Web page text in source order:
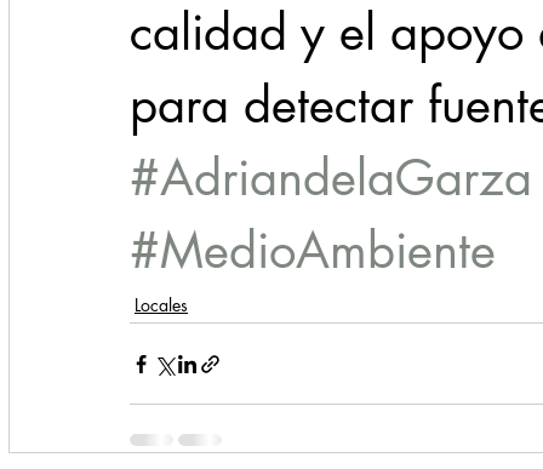
calidad y el
para detectar
#AdriandelaGarza
#MedioAmbiente
Locales